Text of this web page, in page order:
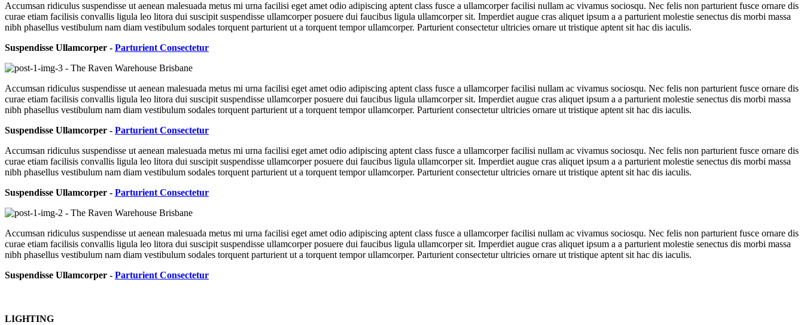
Accumsan ridiculus suspendisse ut aenean malesuada metus mi urna facilisi eget amet odio adipiscing aptent class fusce a ullamcorper facilisi nullam ac vivamus sociosqu. Nec felis non parturient fusce ornare dis
curae etiam facilisis convallis ligula leo litora dui suscipit suspendisse ullamcorper posuere dui faucibus ligula ullamcorper sit. Imperdiet augue cras aliquet ipsum a a parturient molestie senectus dis morbi massa
nibh phasellus vestibulum nam diam vestibulum sodales torquent parturient ut a torquent tempor ullamcorper. Parturient consectetur ultricies ornare ut tristique aptent sit hac dis iaculis.
Suspendisse Ullamcorper - Parturient Consectetur
Accumsan ridiculus suspendisse ut aenean malesuada metus mi urna facilisi eget amet odio adipiscing aptent class fusce a ullamcorper facilisi nullam ac vivamus sociosqu. Nec felis non parturient fusce ornare dis
curae etiam facilisis convallis ligula leo litora dui suscipit suspendisse ullamcorper posuere dui faucibus ligula ullamcorper sit. Imperdiet augue cras aliquet ipsum a a parturient molestie senectus dis morbi massa
nibh phasellus vestibulum nam diam vestibulum sodales torquent parturient ut a torquent tempor ullamcorper. Parturient consectetur ultricies ornare ut tristique aptent sit hac dis iaculis.
Suspendisse Ullamcorper - Parturient Consectetur
Accumsan ridiculus suspendisse ut aenean malesuada metus mi urna facilisi eget amet odio adipiscing aptent class fusce a ullamcorper facilisi nullam ac vivamus sociosqu. Nec felis non parturient fusce ornare dis
curae etiam facilisis convallis ligula leo litora dui suscipit suspendisse ullamcorper posuere dui faucibus ligula ullamcorper sit. Imperdiet augue cras aliquet ipsum a a parturient molestie senectus dis morbi massa
nibh phasellus vestibulum nam diam vestibulum sodales torquent parturient ut a torquent tempor ullamcorper. Parturient consectetur ultricies ornare ut tristique aptent sit hac dis iaculis.
Suspendisse Ullamcorper - Parturient Consectetur
Accumsan ridiculus suspendisse ut aenean malesuada metus mi urna facilisi eget amet odio adipiscing aptent class fusce a ullamcorper facilisi nullam ac vivamus sociosqu. Nec felis non parturient fusce ornare dis
curae etiam facilisis convallis ligula leo litora dui suscipit suspendisse ullamcorper posuere dui faucibus ligula ullamcorper sit. Imperdiet augue cras aliquet ipsum a a parturient molestie senectus dis morbi massa
nibh phasellus vestibulum nam diam vestibulum sodales torquent parturient ut a torquent tempor ullamcorper. Parturient consectetur ultricies ornare ut tristique aptent sit hac dis iaculis.
Suspendisse Ullamcorper - Parturient Consectetur
LIGHTING